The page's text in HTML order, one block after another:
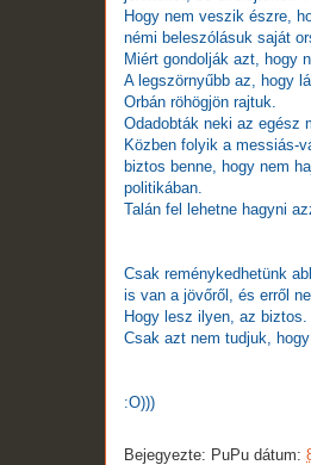
Hogy nem veszik észre,
némi beleszólásuk saját
Miért gondolják azt, hogy
A legszörnyűbb az, hogy
Orbán röhögjön rajtuk.
Odadobták neki az egész
Közben folyik a messiás-
biztos benne, hogy nem
politikában.
Talán fel lehetne hagyni
Csak reménykedhetünk
is van a jövőről, és erről
Hogy lesz ilyen, az biztos.
Csak azt nem tudjuk, hogy
:O)))
Bejegyezte: PuPu dátum: